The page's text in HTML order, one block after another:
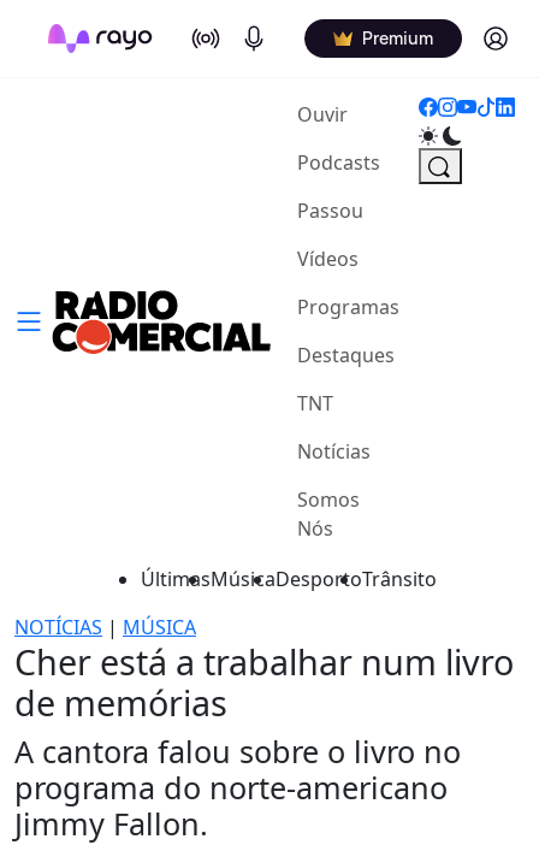
On Air Podcasts Premium Log in
Ouvir(current)
Podcasts
Passou
Vídeos
Programas
Destaques
TNT
Notícias
Somos
Nós
ÚltimasMúsicaDesportoTrânsito
NOTÍCIAS | MÚSICA
Cher está a trabalhar num livro
de memórias
A cantora falou sobre o livro no
programa do norte-americano
Jimmy Fallon.